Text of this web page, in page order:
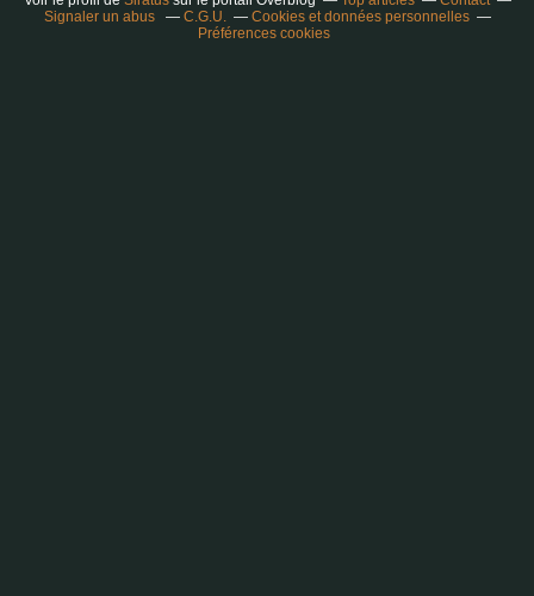
Signaler un abus
C.G.U.
Cookies et données personnelles
Préférences cookies